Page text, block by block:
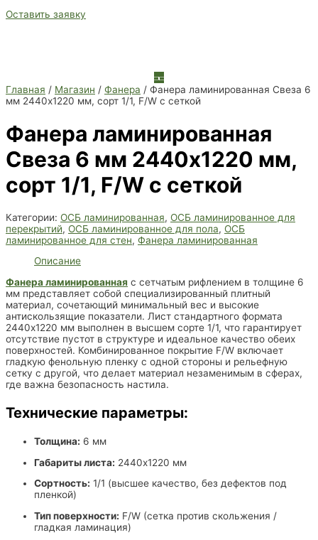
Оставить заявку
Главная / Магазин / Фанера / Фанера ламинированная Свеза 6
мм 2440х1220 мм, сорт 1/1, F/W с сеткой
Фанера ламинированная
Свеза 6 мм 2440х1220 мм,
сорт 1/1, F/W с сеткой
Категории: ОСБ ламинированная, ОСБ ламинированное для
перекрытий, ОСБ ламинированное для пола, ОСБ
ламинированное для стен, Фанера ламинированная
Описание
Фанера ламинированная с сетчатым рифлением в толщине 6
мм представляет собой специализированный плитный
материал, сочетающий минимальный вес и высокие
антискользящие показатели. Лист стандартного формата
2440х1220 мм выполнен в высшем сорте 1/1, что гарантирует
отсутствие пустот в структуре и идеальное качество обеих
поверхностей. Комбинированное покрытие F/W включает
гладкую фенольную пленку с одной стороны и рельефную
сетку с другой, что делает материал незаменимым в сферах,
где важна безопасность настила.
Технические параметры:
Толщина: 6 мм
Габариты листа: 2440х1220 мм
Сортность: 1/1 (высшее качество, без дефектов под
пленкой)
Тип поверхности: F/W (сетка против скольжения /
гладкая ламинация)